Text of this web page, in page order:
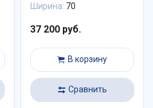
Ширина: 70
37 200 руб.
В корзину
Сравнить